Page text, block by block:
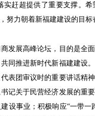
赶超提供了重要支撑。
努力朝着新福建建设的目标
展高峰论坛，目的是全
同推进新时代新福建建设
表团审议时的重要讲话精
记关于民营经济发展的重
设事业；积极响应“一带